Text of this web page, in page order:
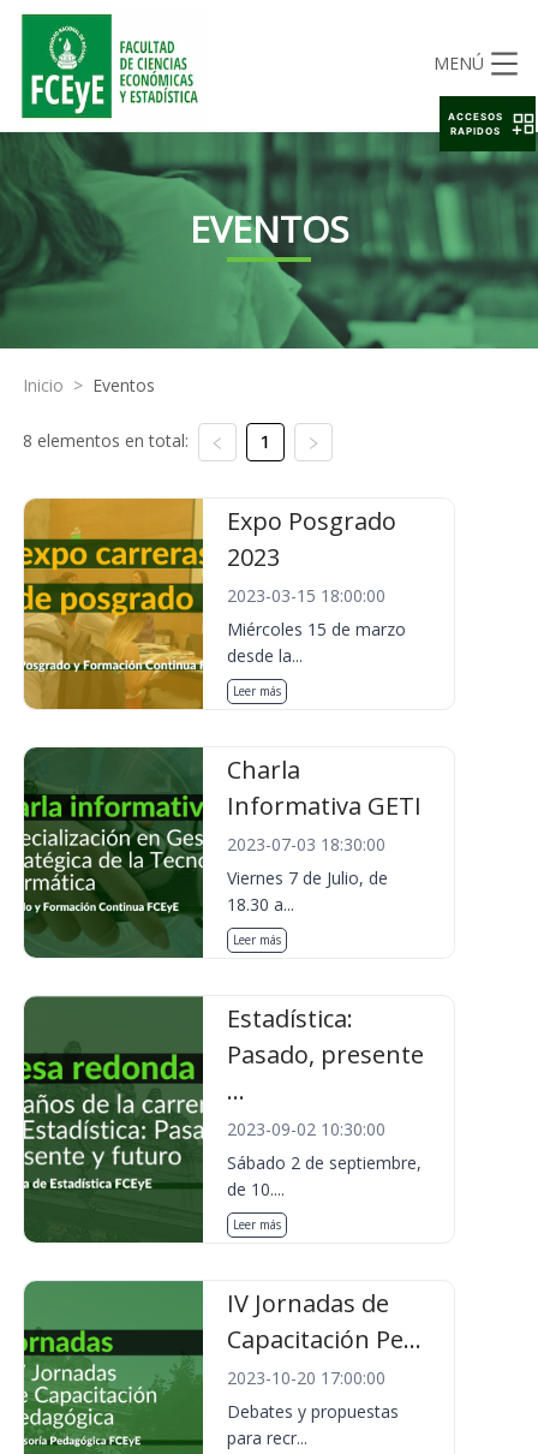
MENÚ
EVENTOS
Inicio > Eventos
8 elementos en total: 1
Expo Posgrado
2023
2023-03-15 18:00:00
Miércoles 15 de marzo
desde la...
Leer más
Charla
Informativa GETI
2023-07-03 18:30:00
Viernes 7 de Julio, de
18.30 a...
Leer más
Estadística:
Pasado, presente
...
2023-09-02 10:30:00
Sábado 2 de septiembre,
de 10....
Leer más
IV Jornadas de
Capacitación Pe...
2023-10-20 17:00:00
Debates y propuestas
para recr...
ACCESOS
RAPIDOS